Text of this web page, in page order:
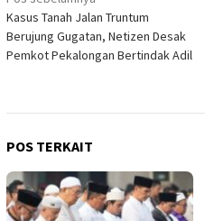
pos
Kasus Tanah Jalan Truntum
Berujung Gugatan, Netizen Desak
Pemkot Pekalongan Bertindak Adil
POS TERKAIT